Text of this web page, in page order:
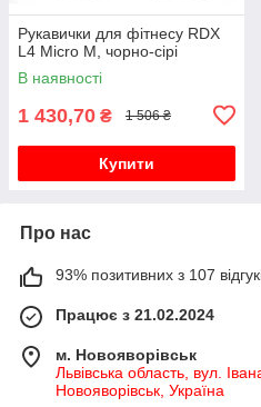
Рукавички для фітнесу RDX
L4 Micro M, чорно-сірі
В наявності
1 430,70 ₴ 1 506 ₴
Купити
Про нас
93% позитивних з 107
Працює з 21.02.2024
м. Новояворівськ
Львівська область, вул.
Новояворівськ, Україна